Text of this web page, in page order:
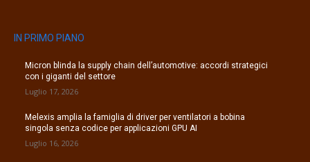
IN PRIMO PIANO
Micron blinda la supply chain dell’automotive: accordi strategici
con i giganti del settore
Luglio 17, 2026
Melexis amplia la famiglia di driver per ventilatori a bobina
singola senza codice per applicazioni GPU AI
Luglio 16, 2026